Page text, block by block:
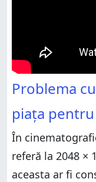
Problema
piața
În
referă la 2048 ×
aceasta ar fi